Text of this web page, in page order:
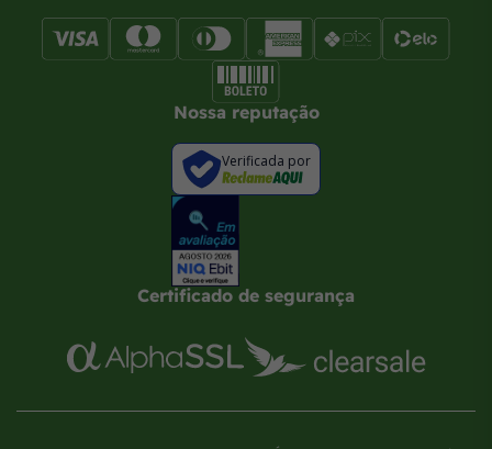
Nossa reputação
Verificada por
Certificado de segurança